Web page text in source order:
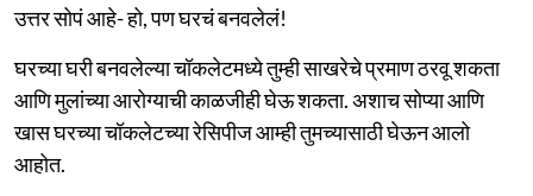
उत्तर सोपं आहे- हो, पण घरचं बनवलेलं!
घरच्या घरी बनवलेल्या चॉकलेटमध्ये तुम्ही साखरेचे प्रमाण ठरवू शकता
आणि मुलांच्या आरोग्याची काळजीही घेऊ शकता. अशाच सोप्या आणि
खास घरच्या चॉकलेटच्या रेसिपीज आम्ही तुमच्यासाठी घेऊन आलो
आहोत.